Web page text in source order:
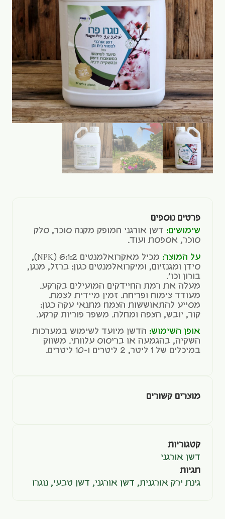
פרטים נוספים
שימושים: דשן אורגני המופק מקנה סוכר, סלק
סוכר, אספסת ועוד.
על המוצר:
מכיל מאקרואלמנטים 6:1:2 (NPK),
סידן ומגנזיום, ומיקרואלמנטים כגון: ברזל, מנגן,
בורון וכו'.
מעלה את רמת החיידקים המועילים בקרקע.
מעודד צימוח ופריחה. זמין מיידית לצמח.
מסייע להתאוששות הצמח מתנאי עקה כגון:
קור, יובש, הצפה ומחלה. משפר פוריות קרקע.
אופן השימוש: הדשן מיועד לשימוש במערכות
השקיה, בהגמעה או בריסוס עלוותי. משווק
במיכלים של 1 ליטר, 2 ליטרים ו-10 ליטרים.
מוצרים קשורים
קטגוריות
דשן אורגני
תגיות
גינת ירק אורגנית, דשן אורגני, דשן טבעי, נוגרו